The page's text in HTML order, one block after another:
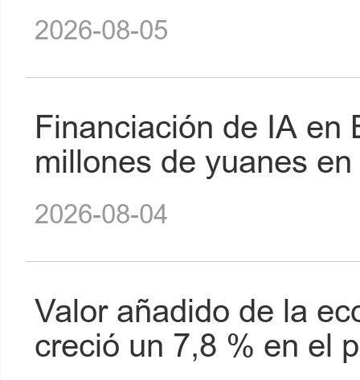
2026-08-05
Financiación de IA en
millones de yuanes
2026-08-04
Valor añadido de la
creció un 7,8 % en el